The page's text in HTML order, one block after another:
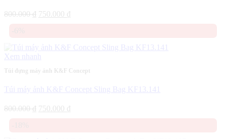
800.000₫ Giá
750.000 ₫
750.000 ₫.
Xem nhanh
Túi đựng máy ảnh K&F Concept
Túi máy ảnh K&F Concept Sling Bag KF13.141
800.000₫ Giá
750.000 ₫